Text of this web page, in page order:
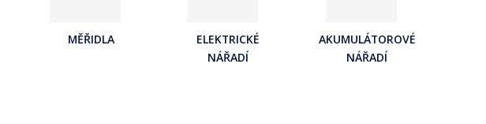
MĚŘIDLA
ELEKTRICKÉ
NÁŘADÍ
AKUMULÁTOROVÉ
NÁŘADÍ